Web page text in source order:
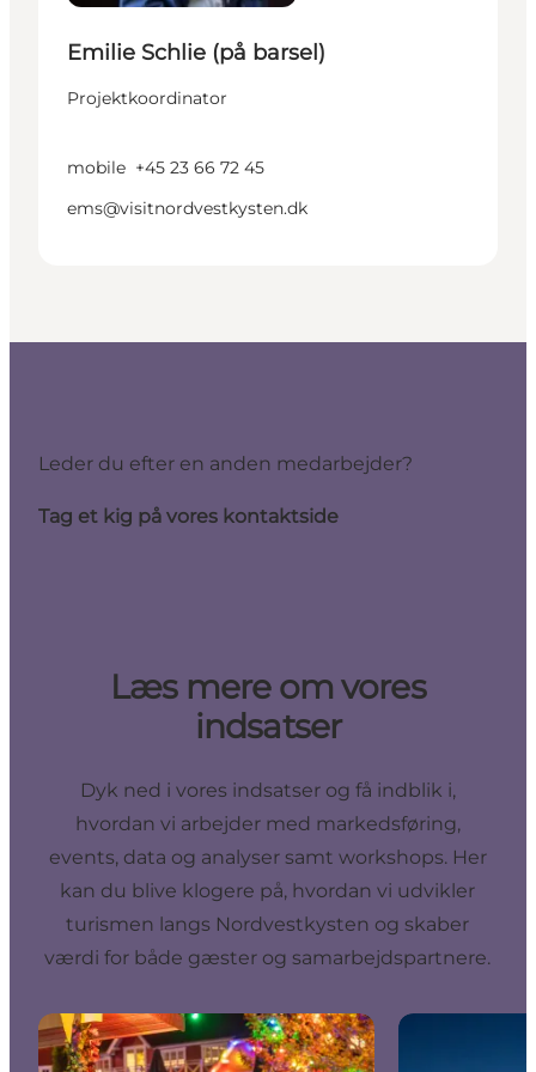
Emilie Schlie (på barsel)
Projektkoordinator
mobile +45 23 66 72 45
ems@visitnordvestkysten.dk
Leder du efter en anden medarbejder?
Tag et kig på vores kontaktside
Læs mere om vores
indsatser
Dyk ned i vores indsatser og få indblik i,
hvordan vi arbejder med markedsføring,
events, data og analyser samt workshops. Her
kan du blive klogere på, hvordan vi udvikler
turismen langs Nordvestkysten og skaber
værdi for både gæster og samarbejdspartnere.
Markedsføring Events